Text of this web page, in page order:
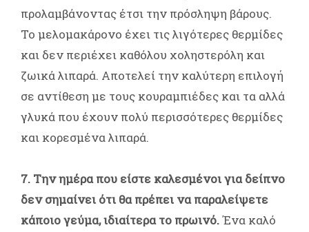
προλαμβάνοντας έτσι την πρόσληψη βάρους.
Το μελομακάρονο έχει τις λιγότερες θερμίδες
και δεν περιέχει καθόλου χοληστερόλη και
ζωικά λιπαρά. Αποτελεί την καλύτερη επιλογή
σε αντίθεση με τους κουραμπιέδες και τα αλλά
γλυκά που έχουν πολύ περισσότερες θερμίδες
και κορεσμένα λιπαρά.
7. Την ημέρα που είστε καλεσμένοι για δείπνο
δεν σημαίνει ότι θα πρέπει να παραλείψετε
κάποιο γεύμα, ιδιαίτερα το πρωινό.Ένα καλό